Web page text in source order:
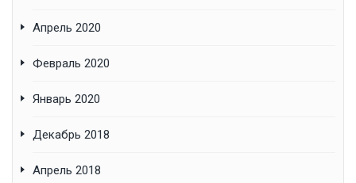
Апрель 2020
Февраль 2020
Январь 2020
Декабрь 2018
Апрель 2018